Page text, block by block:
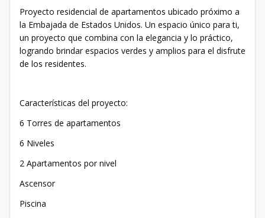
Proyecto residencial de apartamentos ubicado próximo a
la Embajada de Estados Unidos. Un espacio único para ti,
un proyecto que combina con la elegancia y lo práctico,
logrando brindar espacios verdes y amplios para el disfrute
de los residentes.
Características del proyecto:
6 Torres de apartamentos
6 Niveles
2 Apartamentos por nivel
Ascensor
Piscina